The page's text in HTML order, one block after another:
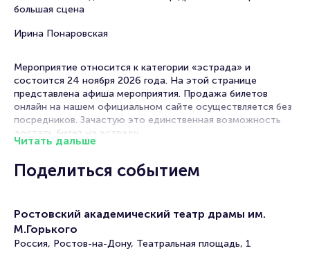
большая сцена
Ирина Понаровская
Мероприятие относится к категории «эстрада» и
состоится 24 ноября 2026 года. На этой странице
представлена афиша мероприятия. Продажа билетов
онлайн на нашем официальном сайте осуществляется без
посредников. Зачастую это единственная возможность
достать билет на эстраду.
Среднее время на покупку билета здесь начиная с выбора
места завершая оформлением его в зрительном зале на
ваше имя занимает не более двух минут. Билеты на Ирину
Читать дальше
Поделиться событием
Ростовский академический театр драмы им.
М.Горького
Россия, Ростов-на-Дону, Театральная площадь, 1